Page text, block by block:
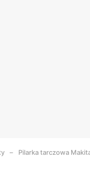
Pilarka tarczowa